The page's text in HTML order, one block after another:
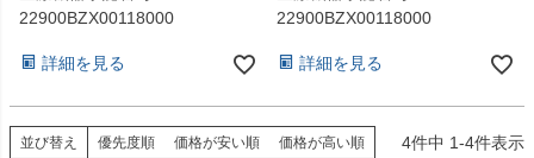
22900BZX00118000
詳細を見る
22900BZX00118000
詳細を見る
並び替え 優先度順 価格が安い順 価格が高い順 4件中 1-4件表示